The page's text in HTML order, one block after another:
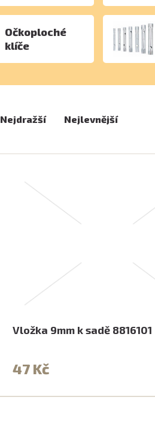
Očkoploché
klíče
Nejdražší Nejlevnější
Vložka 9mm k sadě 8816101
47 Kč